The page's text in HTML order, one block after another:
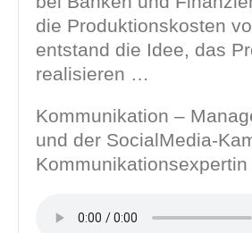
die Produktionskosten
entstand die Idee, das
realisieren …
Kommunikation –
und der SocialMedia-